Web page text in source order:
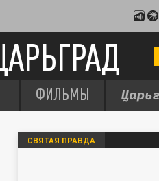
ФИЛЬМЫ
СВЯТАЯ ПРАВДА